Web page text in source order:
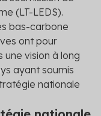
(LT-LEDS).
bas-carbone
ont pour
une vision à long
ayant soumis
nationale